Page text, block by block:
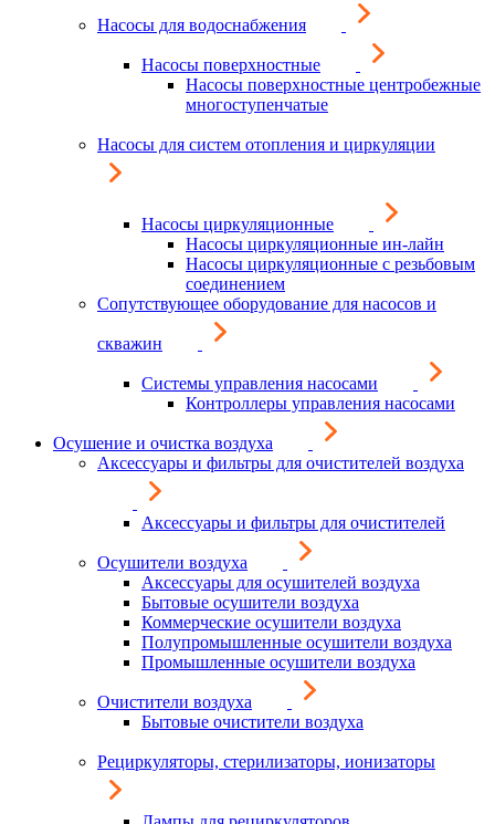
Насосы для водоснабжения
Насосы поверхностные
Насосы поверхностные центробежные
многоступенчатые
Насосы для систем отопления и циркуляции
Насосы циркуляционные
Насосы циркуляционные ин-лайн
Насосы циркуляционные с резьбовым
соединением
Сопутствующее оборудование для насосов и
скважин
Системы управления насосами
Контроллеры управления насосами
Осушение и очистка воздуха
Аксессуары и фильтры для очистителей воздуха
Аксессуары и фильтры для очистителей
Осушители воздуха
Аксессуары для осушителей воздуха
Бытовые осушители воздуха
Коммерческие осушители воздуха
Полупромышленные осушители воздуха
Промышленные осушители воздуха
Очистители воздуха
Бытовые очистители воздуха
Рециркуляторы, стерилизаторы, ионизаторы